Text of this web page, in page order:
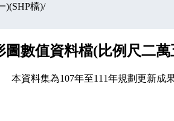
)(SHP檔)/
圖數值資料檔(比例尺二
本資料集為107年至111年規劃更新成果